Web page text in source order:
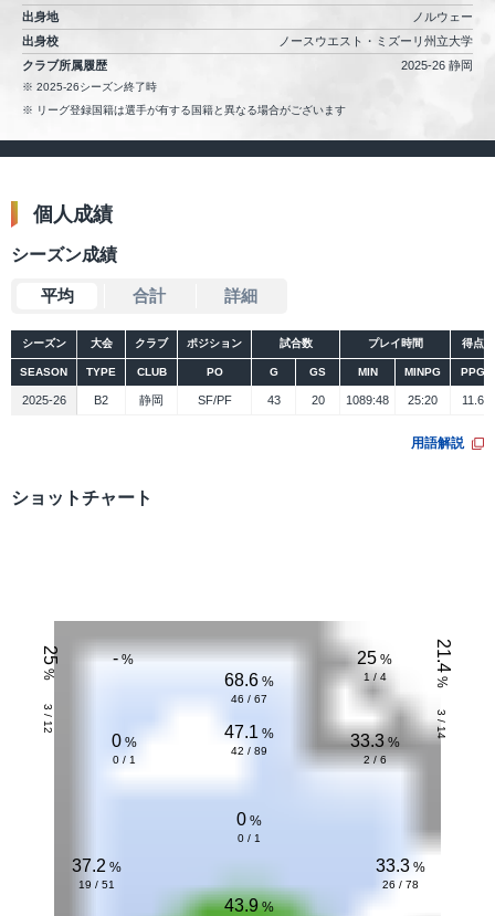
出身地
ノルウェー
出身校
ノースウエスト・ミズーリ州立大学
クラブ所属履歴
2025-26 静岡
2025-26シーズン終了時
リーグ登録国籍は選手が有する国籍と異なる場合がございます
個人成績
シーズン成績
平均 合計 詳細
シーズン 大会 クラブ ポジション 試合数 プレイ時間 得点
SEASON TYPE CLUB PO G GS MIN MINPG PPG
2025-26 B2 静岡 SF/PF 43 20 1089:48 25:20 11.6
用語解説
ショットチャート
25
%
3 / 12
21.4
%
3 / 14
37.2 %
19 / 51
33.3%
26 / 78
43.9%
-% 25 %
1 / 4
0%
0 / 1
33.3%
2 / 6
0%
0 / 1
47.1 %
42 / 89
68.6%
46 / 67